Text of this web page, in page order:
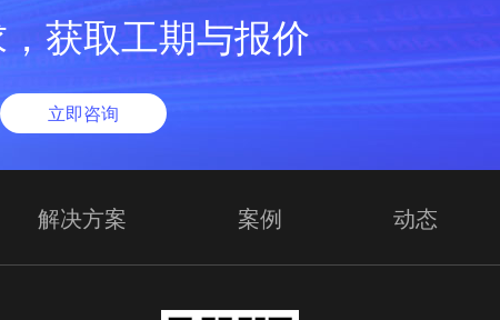
获取工期与报价
立即咨询
解决方案 案例 动态